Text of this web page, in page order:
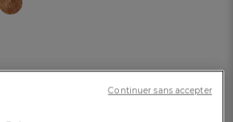
AT
Continuer sans accepter